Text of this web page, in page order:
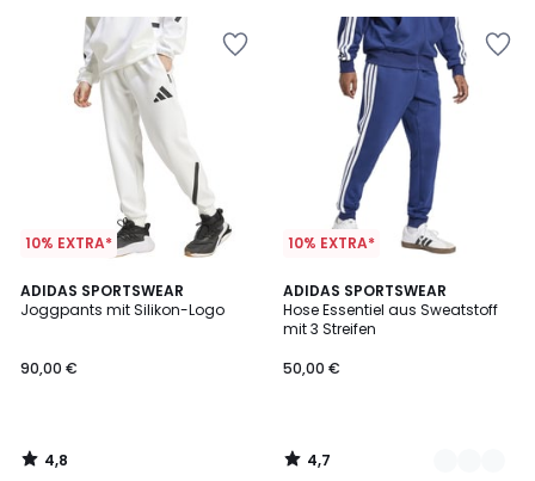
10% EXTRA*
ADIDAS SPORTSWEAR
Joggpants mit Silikon-Logo
90,00 €
4,8
/ 5
4,8
/
10% EXTRA*
ADIDAS SPORTSWEAR
Hose Essentiel aus Sweatstoff
mit 3 Streifen
50,00 €
4,7
/ 5
3
Farben
4,7
/